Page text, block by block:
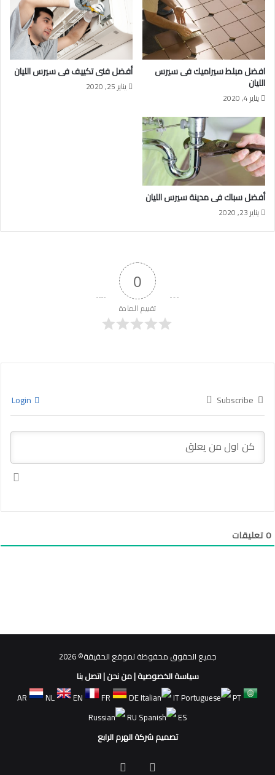
افضل مبلط سيراميك فى سيرس
الليان
يناير 4, 2020
أفضل فنى تكييف فى سيرس الليان
يناير 25, 2020
أفضل سباك فى مدينة سيرس الليان
يناير 23, 2020
0
تقييم المادة
Subscribe
0تعليقات
جميع الحقوق محفوظة لموقع الحقيقة© 2026
سياسة الخصوصية|من نحن|اتصل بنا
AR
NL EN FR DE IT
PT
RU
ES
تصميم شركة الهرم الرابع
فيسبوك